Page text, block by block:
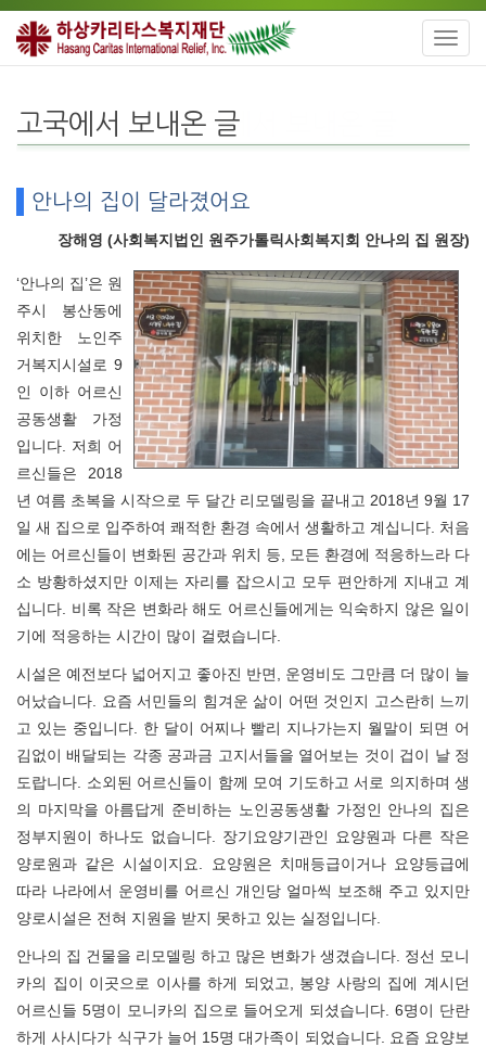
고국에서 보내온 글
안나의 집이 달라졌어요
장해영 (사회복지법인 원주가톨릭사회복지회 안나의 집 원장)
‘안나의 집’은 원
주시 봉산동에
위치한 노인주
거복지시설로 9
인 이하 어르신
공동생활 가정
입니다. 저희 어
르신들은 2018
년 여름 초복을 시작으로 두 달간 리모델링을 끝내고 2018년 9월 17
일 새 집으로 입주하여 쾌적한 환경 속에서 생활하고 계십니다. 처음
에는 어르신들이 변화된 공간과 위치 등, 모든 환경에 적응하느라 다
소 방황하셨지만 이제는 자리를 잡으시고 모두 편안하게 지내고 계
십니다. 비록 작은 변화라 해도 어르신들에게는 익숙하지 않은 일이
기에 적응하는 시간이 많이 걸렸습니다.
시설은 예전보다 넓어지고 좋아진 반면, 운영비도 그만큼 더 많이 늘
어났습니다. 요즘 서민들의 힘겨운 삶이 어떤 것인지 고스란히 느끼
고 있는 중입니다. 한 달이 어찌나 빨리 지나가는지 월말이 되면 어
김없이 배달되는 각종 공과금 고지서들을 열어보는 것이 겁이 날 정
도랍니다. 소외된 어르신들이 함께 모여 기도하고 서로 의지하며 생
의 마지막을 아름답게 준비하는 노인공동생활 가정인 안나의 집은
정부지원이 하나도 없습니다. 장기요양기관인 요양원과 다른 작은
양로원과 같은 시설이지요. 요양원은 치매등급이거나 요양등급에
따라 나라에서 운영비를 어르신 개인당 얼마씩 보조해 주고 있지만
양로시설은 전혀 지원을 받지 못하고 있는 실정입니다.
안나의 집 건물을 리모델링 하고 많은 변화가 생겼습니다. 정선 모니
카의 집이 이곳으로 이사를 하게 되었고, 봉양 사랑의 집에 계시던
어르신들 5명이 모니카의 집으로 들어오게 되셨습니다. 6명이 단란
하게 사시다가 식구가 늘어 15명 대가족이 되었습니다. 요즘 요양보